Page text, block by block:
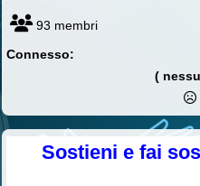
93 membri
Connesso:
(
Sostieni e fai